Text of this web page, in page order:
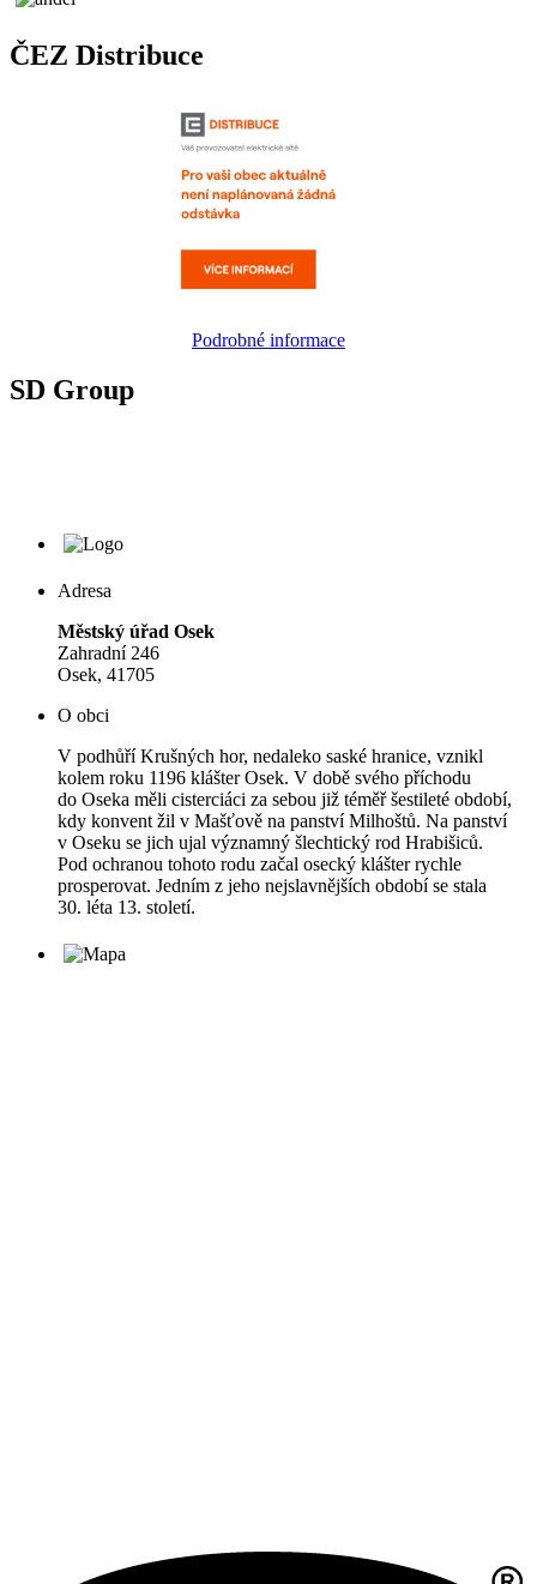
ČEZ Distribuce
Podrobné informace
SD Group
Adresa
Městský úřad Osek
Zahradní 246
Osek, 41705
O obci
V podhůří Krušných hor, nedaleko saské hranice, vznikl
kolem roku 1196 klášter Osek. V době svého příchodu
do Oseka měli cisterciáci za sebou již téměř šestileté období,
kdy konvent žil v Mašťově na panství Milhoštů. Na panství
v Oseku se jich ujal významný šlechtický rod Hrabišiců.
Pod ochranou tohoto rodu začal osecký klášter rychle
prosperovat. Jedním z jeho nejslavnějších období se stala
30. léta 13. století.